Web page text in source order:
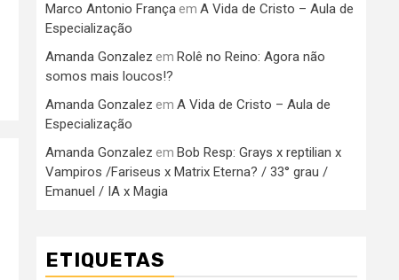
Marco Antonio França em A Vida de Cristo – Aula de
Especialização
Amanda Gonzalez em Rolê no Reino: Agora não
somos mais loucos!?
Amanda Gonzalez em A Vida de Cristo – Aula de
Especialização
Amanda Gonzalez em Bob Resp: Grays x reptilian x
Vampiros /Fariseus x Matrix Eterna? / 33° grau /
Emanuel / IA x Magia
ETIQUETAS